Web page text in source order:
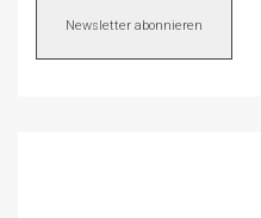
Newsletter abonnieren